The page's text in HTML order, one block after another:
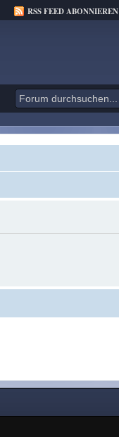
RSS FEED ABONNIEREN